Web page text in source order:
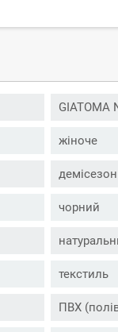
GIATOMA
жіноче
демісезон
чорний
текстиль
ПВХ